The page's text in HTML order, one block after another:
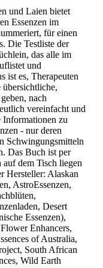
und Laien bietet
Essenzen im
für einen
Die Testliste der
das alle im
und
ist es, Therapeuten
übersichtliche,
nach
vereinfacht und
Informationen zu
- nur deren
Schwingungsmitteln
Das Buch ist per
dem Tisch liegen
Hersteller: Alaskan
AstroEssenzen,
Desert
Essenzen),
Enhancers,
of Australia,
South African
Wild Earth